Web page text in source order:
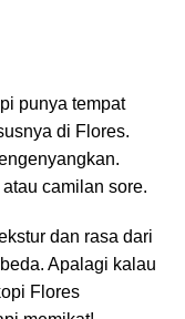
punya tempat
di Flores.
camilan sore.
dan rasa dari
Apalagi kalau
Flores